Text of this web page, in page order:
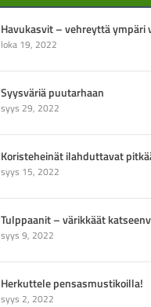
Havukasvit – vehreyttä ympäri
loka 19, 2022
Syysväriä puutarhaan
syys 29, 2022
Koristeheinät ilahduttavat
syys 15, 2022
Tulppaanit – värikkäät
syys 9, 2022
Herkuttele pensasmustikoilla!
syys 2, 2022